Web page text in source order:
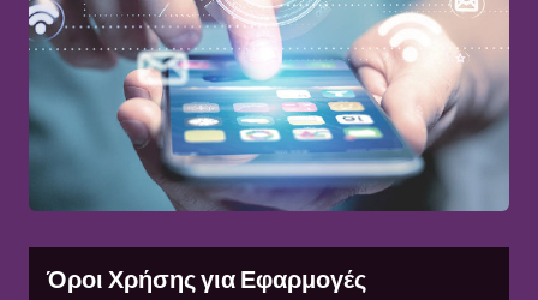
Όροι Χρήσης για Εφαρμογές